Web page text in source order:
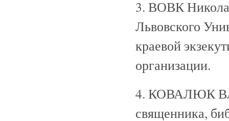
3. ВОВК
Львовского
краевой
организации.
4. КОВАЛЮК
священника,